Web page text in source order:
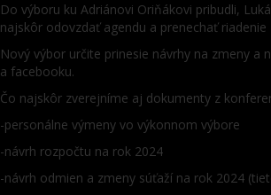
Do výboru ku Adriánovi Oriňákovi pribudli,
najskôr odovzdať agendu a prenechať
Nový výbor určite prinesie návrhy na zmeny
a facebooku.
Čo najskôr zverejníme aj dokumenty z
-personálne výmeny vo výkonnom výbore
-návrh rozpočtu na rok 2024
-návrh odmien a zmeny súťaží na rok 2024